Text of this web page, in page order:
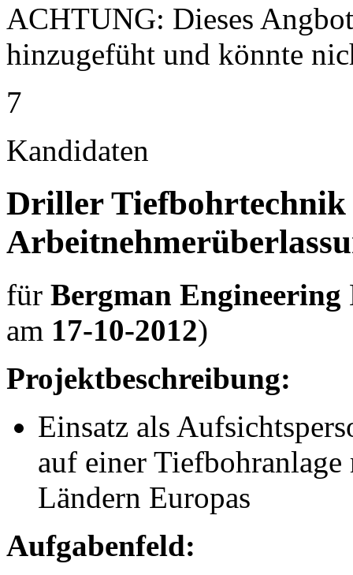
ACHTUNG: Dieses
hinzugefüht und könnte
7
Kandidaten
Driller
für Bergman Engineering
am 17-10-2012)
Projektbeschreibung:
Einsatz als
auf einer
Ländern Europas
Aufgabenfeld: